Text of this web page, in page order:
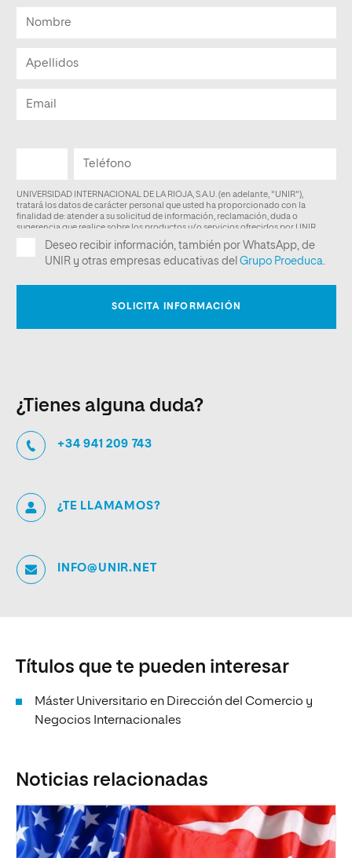
¿Tienes alguna duda?
+34 941 209 743
¿TE LLAMAMOS?
INFO@UNIR.NET
Títulos que te pueden interesar
Máster Universitario en Dirección del Comercio y
Negocios Internacionales
Noticias relacionadas